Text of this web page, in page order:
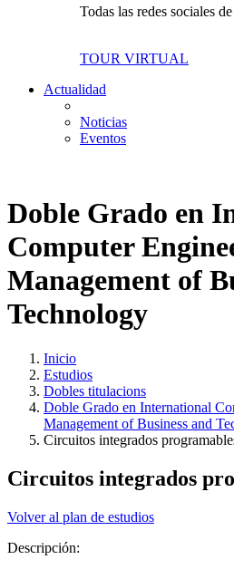
Todas las redes sociales
TOUR VIRTUAL
Actualidad
Noticias
Eventos
Doble Grado en
Computer
Management of
Technology
Inicio
Estudios
Dobles titulacions
Doble Grado en International
Management of Business and
Circuitos integrados
Circuitos integrados
Volver al plan de estudios
Descripción: